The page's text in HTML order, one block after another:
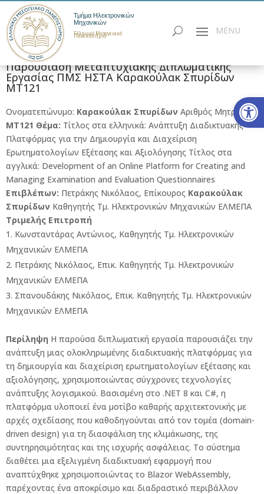
Τμήμα Ηλεκτρονικών
Μηχανικών
Ελληνικό Μεσογειακό
Πανεπιστήμιο
Παρουσίαση Μεταπτυχιακής Διπλωματικής
Εργασίας ΠΜΣ ΗΣΤΑ Καρακούλακ Σπυρίδων
MT121
Ονοματεπώνυμο: Καρακούλακ Σπυρίδων Αριθμός Μητρώου:
MT121 Θέμα: Τίτλος στα ελληνικά: Ανάπτυξη Διαδικτυακής
Πλατφόρμας για την Δημιουργία και Διαχείριση
Ερωτηματολογίων Εξέτασης και Αξιολόγησης Τίτλος στα
αγγλικά: Development of an Online Platform for Creating and
Managing Examination and Evaluation Questionnaires
Επιβλέπων: Πετράκης Νικόλαος, Επίκουρος Καρακούλακ
Σπυρίδων Καθηγητής Τμ. Ηλεκτρονικών Μηχανικών ΕΛΜΕΠΑ
Τριμελής Επιτροπή
Κωνσταντάρας Αντώνιος, Καθηγητής Τμ. Ηλεκτρονικών
Μηχανικών ΕΛΜΕΠΑ
Πετράκης Νικόλαος, Επικ. Καθηγητής Τμ. Ηλεκτρονικών
Μηχανικών ΕΛΜΕΠΑ
Σπανουδάκης Νικόλαος, Επικ. Καθηγητής Τμ. Ηλεκτρονικών
Μηχανικών ΕΛΜΕΠΑ
Περίληψη Η παρούσα διπλωματική εργασία παρουσιάζει την
ανάπτυξη μιας ολοκληρωμένης διαδικτυακής πλατφόρμας για
τη δημιουργία και διαχείριση ερωτηματολογίων εξέτασης και
αξιολόγησης, χρησιμοποιώντας σύγχρονες τεχνολογίες
ανάπτυξης λογισμικού. Βασισμένη στο .NET 8 και C#, η
πλατφόρμα υλοποιεί ένα μοτίβο καθαρής αρχιτεκτονικής με
αρχές σχεδίασης που καθοδηγούνται από τον τομέα (domain-
driven design) για τη διασφάλιση της κλιμάκωσης, της
συντηρησιμότητας και της ισχυρής ασφάλειας. Το σύστημα
διαθέτει μια εξελιγμένη διαδικτυακή εφαρμογή που
αναπτύχθηκε χρησιμοποιώντας το Blazor WebAssembly,
παρέχοντας ένα αποκρίσιμο και διαδραστικό περιβάλλον